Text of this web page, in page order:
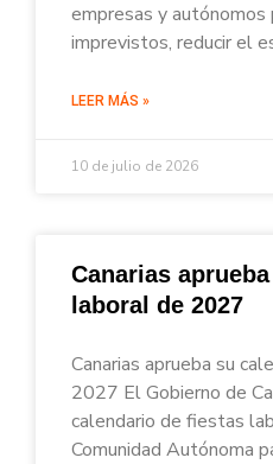
empresas y autónomos
imprevistos, reducir el
LEER MÁS »
10 de julio de 2026
Canarias
laboral de 2027
Canarias aprueba su
2027 El Gobierno de
calendario de fiestas
Comunidad Autónoma